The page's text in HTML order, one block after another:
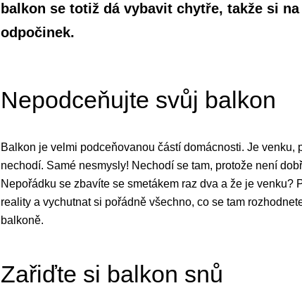
balkon se totiž dá vybavit chytře, takže si
odpočinek.
Nepodceňujte svůj balkon
Balkon je velmi podceňovanou částí domácnosti. Je
nechodí. Samé nesmysly! Nechodí se tam, protože není
Nepořádku se zbavíte se smetákem raz dva a že je
reality a vychutnat si pořádně všechno, co se tam
balkoně.
Zařiďte si balkon snů